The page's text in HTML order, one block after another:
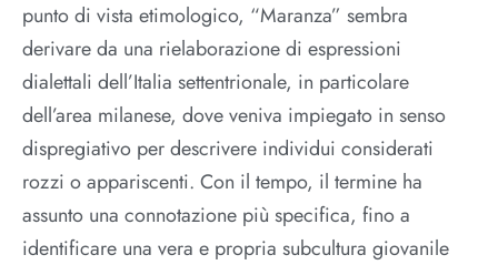
punto di vista etimologico, “Maranza” sembra
derivare da una rielaborazione di espressioni
dialettali dell’Italia settentrionale, in particolare
dell’area milanese, dove veniva impiegato in senso
dispregiativo per descrivere individui considerati
rozzi o appariscenti. Con il tempo, il termine ha
assunto una connotazione più specifica, fino a
identificare una vera e propria subcultura giovanile